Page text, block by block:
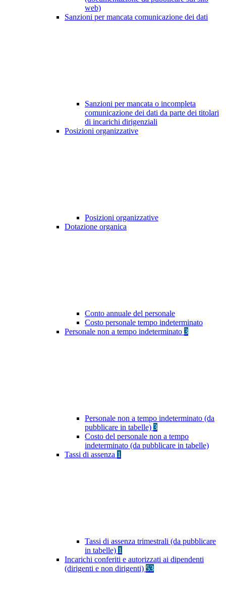
web)
Sanzioni per mancata comunicazione dei dati
Sanzioni per mancata o incompleta
comunicazione dei dati da parte dei titolari
di incarichi dirigenziali
Posizioni organizzative
Posizioni organizzative
Dotazione organica
Conto annuale del personale
Costo personale tempo indeterminato
Personale non a tempo indeterminato 3
Personale non a tempo indeterminato (da
pubblicare in tabelle) 3
Costo del personale non a tempo
indeterminato (da pubblicare in tabelle)
Tassi di assenza 1
Tassi di assenza trimestrali (da pubblicare
in tabelle) 1
Incarichi conferiti e autorizzati ai dipendenti
(dirigenti e non dirigenti) 53